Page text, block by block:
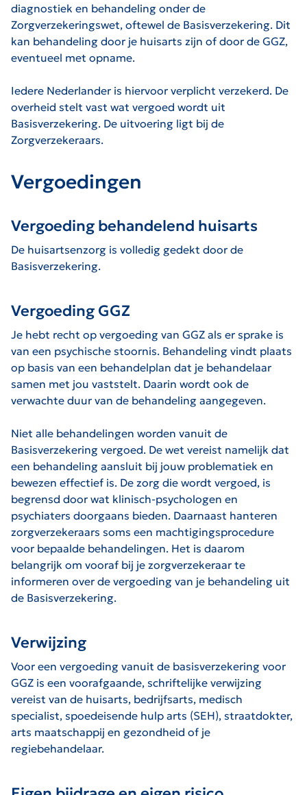
diagnostiek en behandeling onder de
Zorgverzekeringswet, oftewel de Basisverzekering. Dit
kan behandeling door je huisarts zijn of door de GGZ,
eventueel met opname.
Iedere Nederlander is hiervoor verplicht verzekerd. De
overheid stelt vast wat vergoed wordt uit
Basisverzekering. De uitvoering ligt bij de
Zorgverzekeraars.
Vergoedingen
Vergoeding behandelend huisarts
De huisartsenzorg is volledig gedekt door de
Basisverzekering.
Vergoeding GGZ
Je hebt recht op vergoeding van GGZ als er sprake is
van een psychische stoornis. Behandeling vindt plaats
op basis van een behandelplan dat je behandelaar
samen met jou vaststelt. Daarin wordt ook de
verwachte duur van de behandeling aangegeven.
Niet alle behandelingen worden vanuit de
Basisverzekering vergoed. De wet vereist namelijk dat
een behandeling aansluit bij jouw problematiek en
bewezen effectief is. De zorg die wordt vergoed, is
begrensd door wat klinisch-psychologen en
psychiaters doorgaans bieden. Daarnaast hanteren
zorgverzekeraars soms een machtigingsprocedure
voor bepaalde behandelingen. Het is daarom
belangrijk om vooraf bij je zorgverzekeraar te
informeren over de vergoeding van je behandeling uit
de Basisverzekering.
Verwijzing
Voor een vergoeding vanuit de basisverzekering voor
GGZ is een voorafgaande, schriftelijke verwijzing
vereist van de huisarts, bedrijfsarts, medisch
specialist, spoedeisende hulp arts (SEH), straatdokter,
arts maatschappij en gezondheid of je
regiebehandelaar.